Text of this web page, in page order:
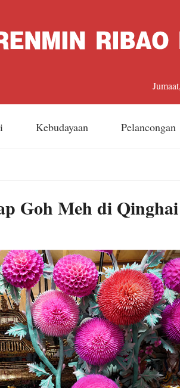
Kebudayaan Pelancongan
Goh Meh di Qinghai